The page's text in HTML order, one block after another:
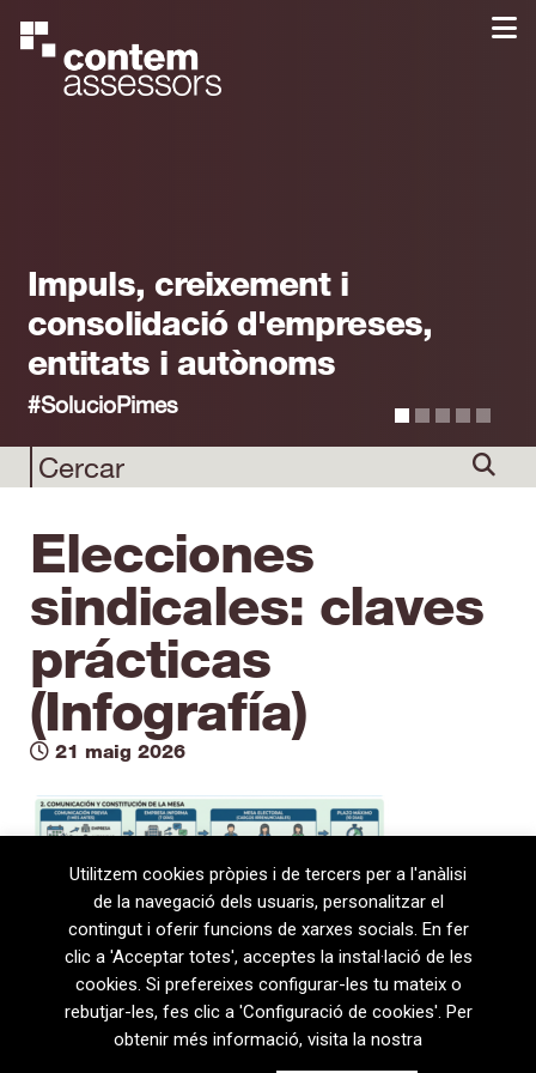
Impuls, creixement i
consolidació d'empreses,
entitats i autònoms
#SolucioPimes
Elecciones
sindicales: claves
prácticas
(Infografía)
21 maig 2026
Utilitzem cookies pròpies i de tercers per a l'anàlisi
de la navegació dels usuaris, personalitzar el
contingut i oferir funcions de xarxes socials. En fer
clic a 'Acceptar totes', acceptes la instal·lació de les
cookies. Si prefereixes configurar-les tu mateix o
rebutjar-les, fes clic a 'Configuració de cookies'. Per
obtenir més informació, visita la nostra